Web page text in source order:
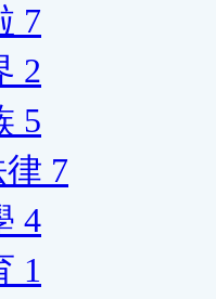
7
2
5
7
4
1